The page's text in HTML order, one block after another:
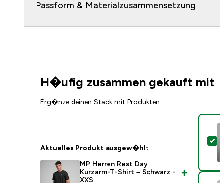
Passform & Materialzusammensetzung
H�ufig zusammen gekauft mit
Erg�nze deinen Stack mit Produkten
Aktuelles Produkt ausgew�hlt
MP Herren Rest Day
Kurzarm-T-Shirt – Schwarz -
XXS